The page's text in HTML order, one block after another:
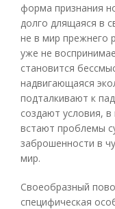
форма признания
долго длящаяся в
не в мир прежнего
уже не
становится
надвигающаяся
подталкивают к
создают условия,
встают проблемы
заброшенности в
мир.
Своеобразный
специфическая